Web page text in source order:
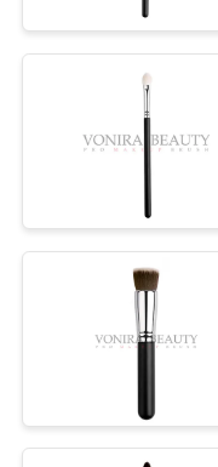
PRIVACY
専門
シ セッ
旅行
セット